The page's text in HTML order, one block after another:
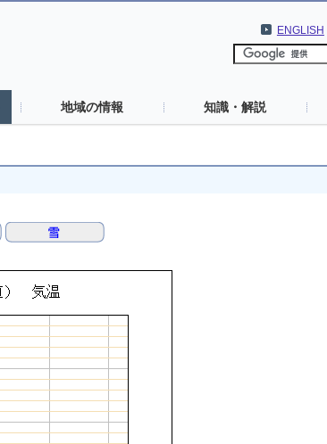
ENGLISH
地域の情報 知識・解説